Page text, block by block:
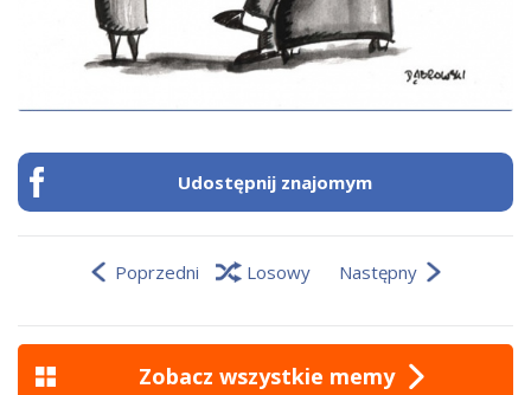
Udostępnij znajomym
Poprzedni Losowy Następny
Zobacz wszystkie memy